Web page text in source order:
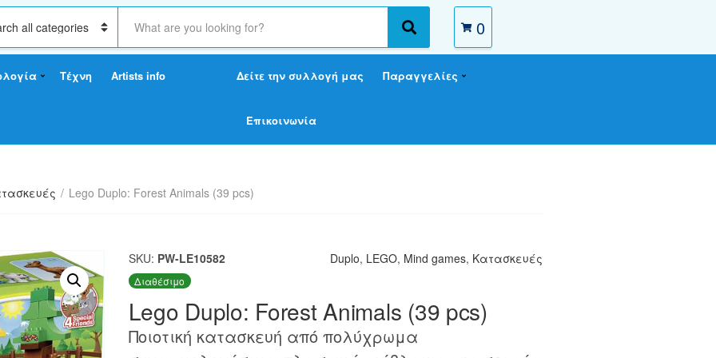
S
a
c
x
S
e
r
0
Τέχνη Artists info Δείτε την συλλογή μας Παραγγελίες
Επικοινωνία
/ Lego Duplo: Forest Animals (39 pcs)
SKU: PW-LE10582 Duplo, LEGO, Mind games, Κατασκευές
Διαθέσιμο
Lego Duplo: Forest Animals (39 pcs)
Ποιοτική κατασκευή από πολύχρωμα